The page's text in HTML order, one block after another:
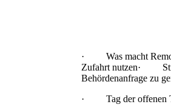
· Was macht
Zufahrt nutzen·
Behördenanfrage zu
· Tag der offenen